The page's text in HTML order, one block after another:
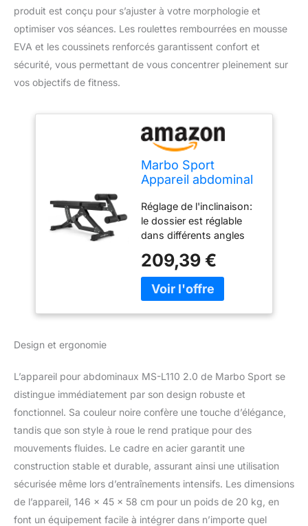
produit est conçu pour s’ajuster à votre morphologie et
optimiser vos séances. Les roulettes rembourrées en mousse
EVA et les coussinets renforcés garantissent confort et
sécurité, vous permettant de vous concentrer pleinement sur
vos objectifs de fitness.
Marbo Sport
Appareil abdominal
inclinaison du
dossier, repose-
jambes réglable,
roulettes
rembourrées en
mousse EVA,
rembourrage
renforcé,
Réglage de l'inclinaison:
le dossier est réglable
dans différents angles
personnalisé. Support de
jambe réglable : s'adapte
à votre hauteur pour un
chocs. Pieds en
caoutchouc : maintien
sûr sur n'importe quelle
supplémentaire pour le
sol. Construction
robuste : rembourrage
renforcé et cadre en acier
durable - Fabriqué dans
l'UE.
209,39 €
Design et ergonomie
L’appareil pour abdominaux MS-L110 2.0 de Marbo Sport se
distingue immédiatement par son design robuste et
fonctionnel. Sa couleur noire confère une touche d’élégance,
tandis que son style à roue le rend pratique pour des
mouvements fluides. Le cadre en acier garantit une
construction stable et durable, assurant ainsi une utilisation
sécurisée même lors d’entraînements intensifs. Les dimensions
de l’appareil, 146 x 45 x 58 cm pour un poids de 20 kg, en
font un équipement facile à intégrer dans n’importe quel